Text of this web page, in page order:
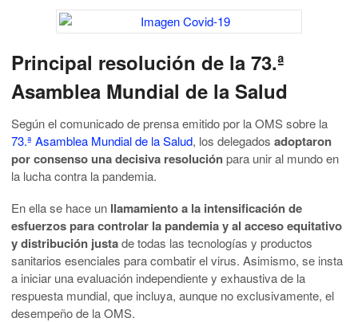
Principal resolución de la 73.ª
Asamblea Mundial de la Salud
Según el comunicado de prensa emitido por la OMS sobre la
73.ª Asamblea Mundial de la Salud, los delegados adoptaron
por consenso una decisiva resoluciónpara unir al mundo en
la lucha contra la pandemia.
En ella se hace un llamamiento a la intensificación de
esfuerzos para controlar la pandemia y al acceso equitativo
y distribución justade todas las tecnologías y productos
sanitarios esenciales para combatir el virus. Asimismo, se insta
a iniciar una evaluación independiente y exhaustiva de la
respuesta mundial, que incluya, aunque no exclusivamente, el
desempeño de la OMS.